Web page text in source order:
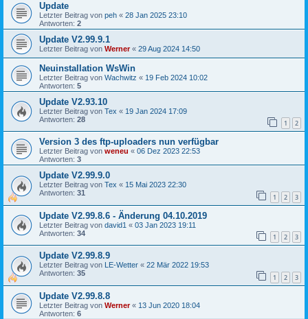
Update
Letzter Beitrag von peh « 28 Jan 2025 23:10
Antworten: 2
Update V2.99.9.1
Letzter Beitrag von Werner« 29 Aug 2024 14:50
Neuinstallation WsWin
Letzter Beitrag von Wachwitz « 19 Feb 2024 10:02
Antworten: 5
Update V2.93.10
Letzter Beitrag von Tex « 19 Jan 2024 17:09
Antworten: 28 1 2
Version 3 des ftp-uploaders nun verfügbar
Letzter Beitrag von weneu « 06 Dez 2023 22:53
Antworten: 3
Update V2.99.9.0
Letzter Beitrag von Tex « 15 Mai 2023 22:30
Antworten: 31 1 2 3
Update V2.99.8.6 - Änderung 04.10.2019
Letzter Beitrag von david1 « 03 Jan 2023 19:11
Antworten: 34 1 2 3
Update V2.99.8.9
Letzter Beitrag von LE-Wetter « 22 Mär 2022 19:53
Antworten: 35 1 2 3
Update V2.99.8.8
Letzter Beitrag von Werner« 13 Jun 2020 18:04
Antworten: 6